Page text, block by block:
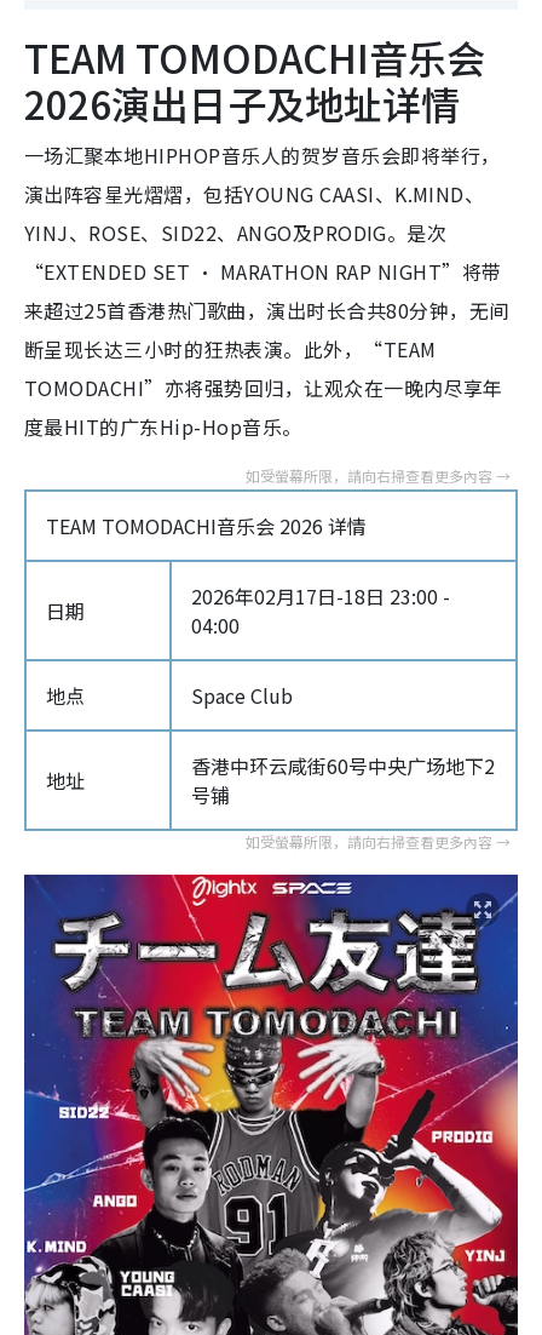
TEAM TOMODACHI音乐会
2026演出日子及地址详情
一场汇聚本地HIPHOP音乐人的贺岁音乐会即将举行，
演出阵容星光熠熠，包括YOUNG CAASI、K.MIND、
YINJ、ROSE、SID22、ANGO及PRODIG。是次
“EXTENDED SET · MARATHON RAP NIGHT”将带
来超过25首香港热门歌曲，演出时长合共80分钟，无间
断呈现长达三小时的狂热表演。此外，“TEAM
TOMODACHI”亦将强势回归，让观众在一晚内尽享年
度最HIT的广东Hip-Hop音乐。
TEAM TOMODACHI音乐会 2026 详情
日期
2026年02月17日-18日 23:00 -
04:00
地点 Space Club
地址
香港中环云咸街60号中央广场地下2
号铺